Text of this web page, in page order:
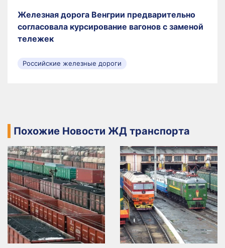
Железная дорога Венгрии предварительно
согласовала курсирование вагонов с заменой
тележек
Российские железные дороги
Похожие Новости ЖД транспорта